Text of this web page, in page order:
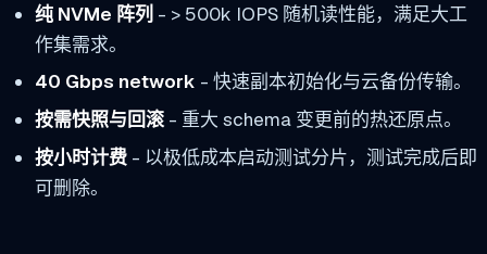
纯 NVMe 阵列 - > 500k IOPS 随机读性能，满足大工
作集需求。
40 Gbps network - 快速副本初始化与云备份传输。
按需快照与回滚- 重大 schema 变更前的热还原点。
按小时计费- 以极低成本启动测试分片，测试完成后即
可删除。